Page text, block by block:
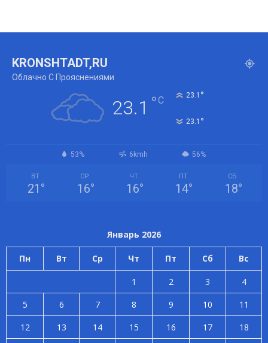
KRONSHTADT,RU
Облачно С Прояснениями
23.1 °C 23.1 °
23.1 °
53% 6kmh 56%
ВТ
21 °
СР
16°
ЧТ
16°
ПТ
14°
СБ
18°
Январь 2026
Пн Вт Ср Чт Пт Сб Вс
1 2 3
4
5
6 7 8 9 10
11
12
13 14 15 16 17
18